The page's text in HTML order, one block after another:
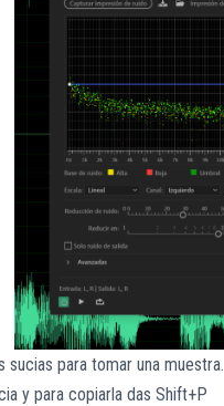
sucias para tomar una muestra.
y para copiarla das Shift+P